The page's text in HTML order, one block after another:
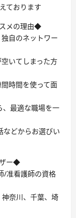
ております
メの理由◆
自のネットワー
いてしまった方
時間を使って面
、最適な職場を一
などからお選びい
ー◆
/准看護師の資格
神奈川、千葉、埼